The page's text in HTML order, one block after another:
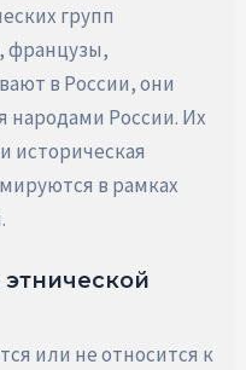
групп
французы,
в России, они
народами России. Их
историческая
в рамках
или не относится к